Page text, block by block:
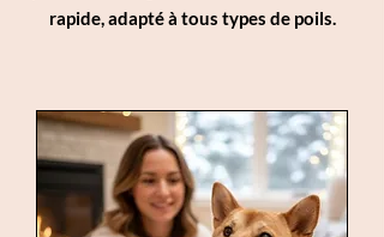
rapide, adapté à tous types de poils.